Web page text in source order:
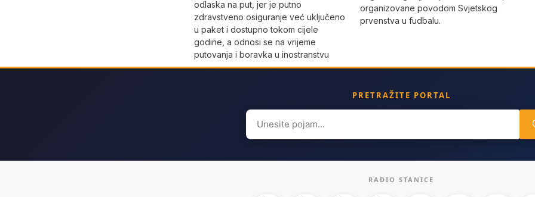
odlaska na put, jer je putno
zdravstveno osiguranje već uključeno
u paket i dostupno tokom cijele
godine, a odnosi se na vrijeme
putovanja i boravka u inostranstvu
organizovane povodom Svjetskog
prvenstva u fudbalu.
PRETRAŽITE PORTAL
Search
for:
RADIO STANICE